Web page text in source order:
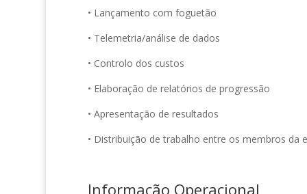
• Lançamento com foguetão
• Telemetria/análise de dados
• Controlo dos custos
• Elaboração de relatórios de progressão
• Apresentação de resultados
• Distribuição de trabalho entre os membros da
Informação Operacional